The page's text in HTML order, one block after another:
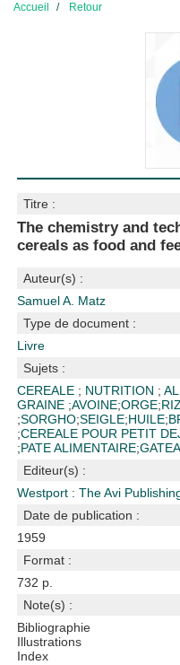
Accueil Retour
Titre :
The chemistry and
cereals as food and
Auteur(s) :
Samuel A. Matz
Type de document :
Livre
Sujets :
CEREALE ; NUTRITION ;
GRAINE ;AVOINE;ORGE;RIZ
;SORGHO;SEIGLE;HUILE;
;CEREALE POUR PETIT
;PATE ALIMENTAIRE;
Editeur(s) :
Westport : The Avi
Date de publication :
1959
Format :
732 p.
Note(s) :
Bibliographie
Illustrations
Index